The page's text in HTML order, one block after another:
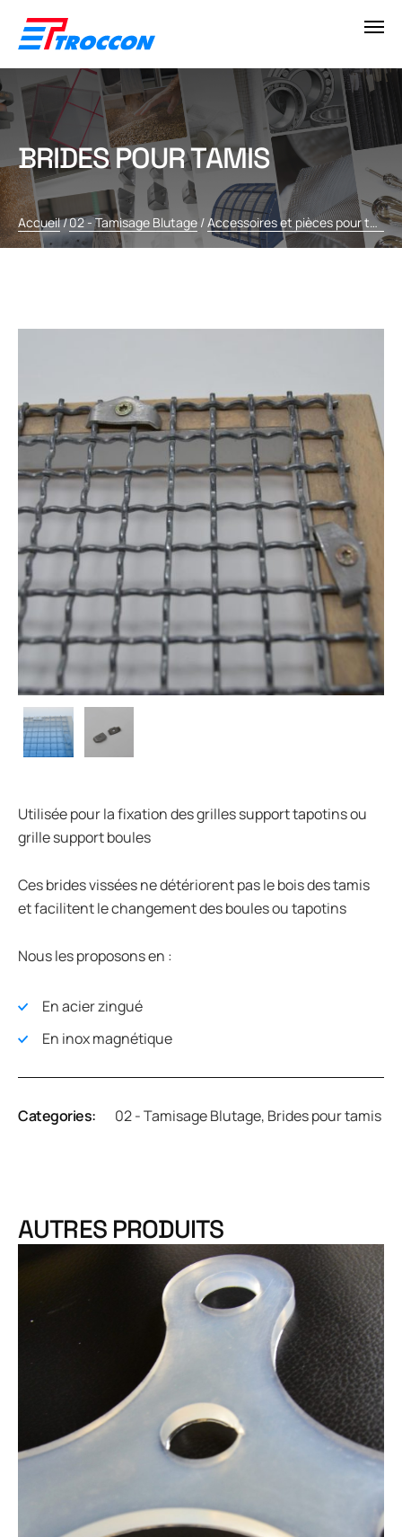
BRIDES POUR TAMIS
Accueil/02 - Tamisage Blutage /Accessoires et pièces pour tamis
Utilisée pour la fixation des grilles support tapotins ou
grille support boules
Ces brides vissées ne détériorent pas le bois des tamis
et facilitent le changement des boules ou tapotins
Nous les proposons en :
En acier zingué
En inox magnétique
Categories: 02 - Tamisage Blutage, Brides pour tamis
AUTRES PRODUITS